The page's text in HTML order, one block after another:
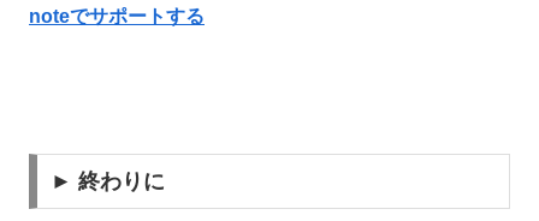
noteでサポートする
► 終わりに